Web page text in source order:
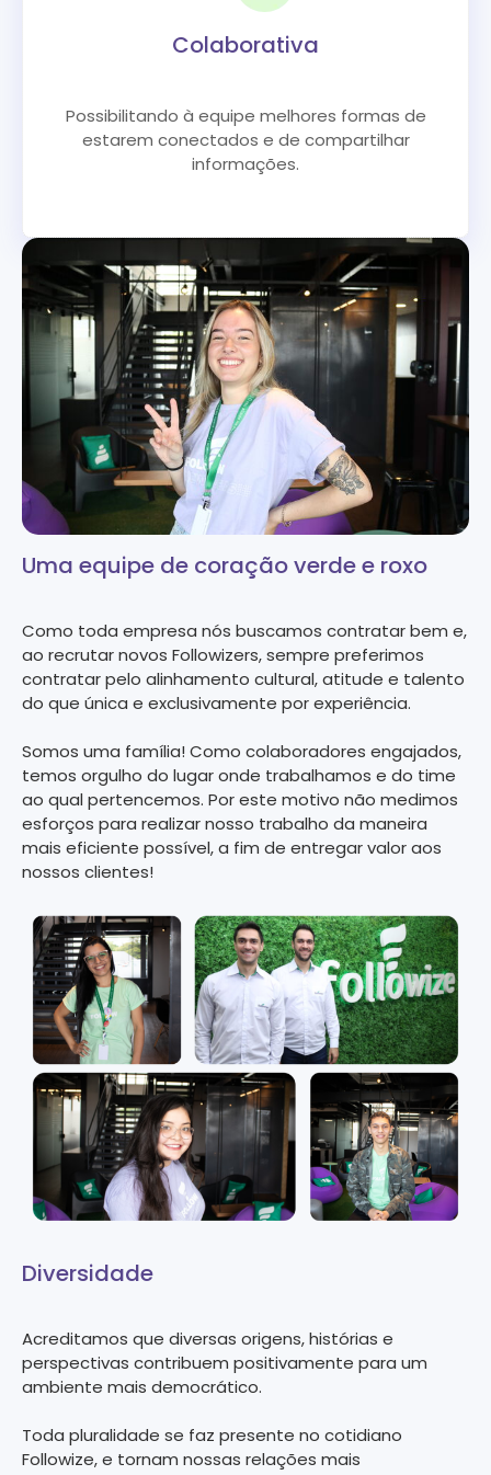
Colaborativa
Possibilitando à equipe melhores formas de
estarem conectados e de compartilhar
informações.
Uma equipe de coração verde e roxo
Como toda empresa nós buscamos contratar bem e,
ao recrutar novos Followizers, sempre preferimos
contratar pelo alinhamento cultural, atitude e talento
do que única e exclusivamente por experiência.
Somos uma família! Como colaboradores engajados,
temos orgulho do lugar onde trabalhamos e do time
ao qual pertencemos. Por este motivo não medimos
esforços para realizar nosso trabalho da maneira
mais eficiente possível, a fim de entregar valor aos
nossos clientes!
Diversidade
Acreditamos que diversas origens, histórias e
perspectivas contribuem positivamente para um
ambiente mais democrático.
Toda pluralidade se faz presente no cotidiano
Followize, e tornam nossas relações mais